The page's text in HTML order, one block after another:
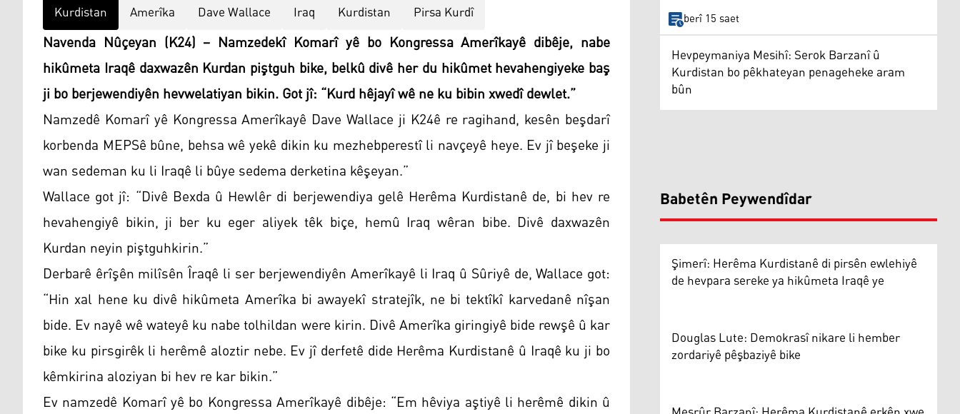
Kurdistan Amerîka Dave Wallace Iraq Kurdistan Pirsa Kurdî
Navenda Nûçeyan (K24) – Namzedekî Komarî yê bo Kongressa Amerîkayê dibêje, nabe
hikûmeta Iraqê daxwazên Kurdan piştguh bike, belkû divê her du hikûmet hevahengiyeke baş
ji bo berjewendiyên hevwelatiyan bikin. Got jî: “Kurd hêjayî wê ne ku bibin xwedî dewlet.”
Namzedê Komarî yê Kongressa Amerîkayê Dave Wallace ji K24ê re ragihand, kesên beşdarî
korbenda MEPSê bûne, behsa wê yekê dikin ku mezhebperestî li navçeyê heye. Ev jî beşeke ji
wan sedeman ku li Iraqê li bûye sedema derketina kêşeyan.”
Wallace got jî: “Divê Bexda û Hewlêr di berjewendiya gelê Herêma Kurdistanê de, bi hev re
hevahengiyê bikin, ji ber ku eger aliyek têk biçe, hemû Iraq wêran bibe. Divê daxwazên
Kurdan neyin piştguhkirin.”
Derbarê êrîşên milîsên Îraqê li ser berjewendiyên Amerîkayê li Iraq û Sûriyê de, Wallace got:
“Hin xal hene ku divê hikûmeta Amerîka bi awayekî stratejîk, ne bi tektîkî karvedanê nîşan
bide. Ev nayê wê wateyê ku nabe tolhildan were kirin. Divê Amerîka giringiyê bide rewşê û kar
bike ku pirsgirêk li herêmê aloztir nebe. Ev jî derfetê dide Herêma Kurdistanê û Iraqê ku ji bo
kêmkirina aloziyan bi hev re kar bikin.”
Ev namzedê Komarî yê bo Kongressa Amerîkayê dibêje: “Em hêviya aştiyê li herêmê dikin û
berî 15 saet
Hevpeymaniya Mesihî: Serok Barzanî û
Kurdistan bo pêkhateyan penageheke aram
bûn
Babetên Peywendîdar
Şimerî: Herêma Kurdistanê di pirsên ewlehiyê
de hevpara sereke ya hikûmeta Iraqê ye
Douglas Lute: Demokrasî nikare li hember
zordariyê pêşbaziyê bike